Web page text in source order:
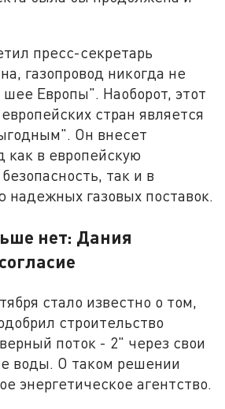
пресс-секретарь
газопровод никогда не
Европы". Наоборот, этот
стран является
Он внесет
как в европейскую
так и в
надежных газовых поставок.
нет: Дания
стало известно о том,
строительство
поток - 2" через свои
воды. О таком решении
энергетическое агентство.